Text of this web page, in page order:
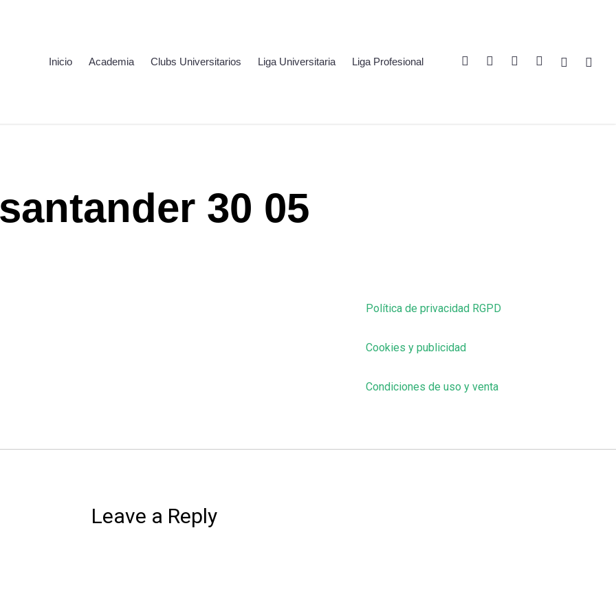
Inicio Academia Clubs Universitarios Liga Universitaria Liga Profesional Twitter LinkedinYoutubeInstagramSpotify Twitch
santander 30 05
Política de privacidad RGPD
Cookies y publicidad
Condiciones de uso y venta
Leave a Reply